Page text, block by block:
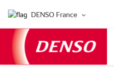
DENSO France